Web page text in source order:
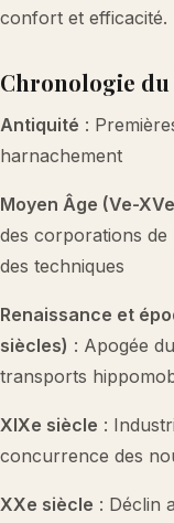
confort et efficacité.
Chronologie
Antiquité :
harnachement
Moyen Âge (Ve-
des corporations
des techniques
Renaissance et
siècles) : Apogée
transports
XIXe siècle :
concurrence des
XXe siècle : Déclin